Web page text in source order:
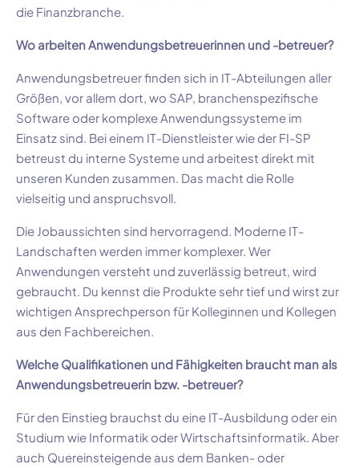
die Finanzbranche.
Wo arbeiten Anwendungsbetreuerinnen und -betreuer?
Anwendungsbetreuer finden sich in IT-Abteilungen aller
Größen, vor allem dort, wo SAP, branchenspezifische
Software oder komplexe Anwendungssysteme im
Einsatz sind. Bei einem IT-Dienstleister wie der FI-SP
betreust du interne Systeme und arbeitest direkt mit
unseren Kunden zusammen. Das macht die Rolle
vielseitig und anspruchsvoll.
Die Jobaussichten sind hervorragend. Moderne IT-
Landschaften werden immer komplexer. Wer
Anwendungen versteht und zuverlässig betreut, wird
gebraucht. Du kennst die Produkte sehr tief und wirst zur
wichtigen Ansprechperson für Kolleginnen und Kollegen
aus den Fachbereichen.
Welche Qualifikationen und Fähigkeiten braucht man als
Anwendungsbetreuerin bzw. -betreuer?
Für den Einstieg brauchst du eine IT-Ausbildung oder ein
Studium wie Informatik oder Wirtschaftsinformatik. Aber
auch Quereinsteigende aus dem Banken- oder